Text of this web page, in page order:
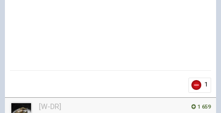
1
1 659
[W-DR]